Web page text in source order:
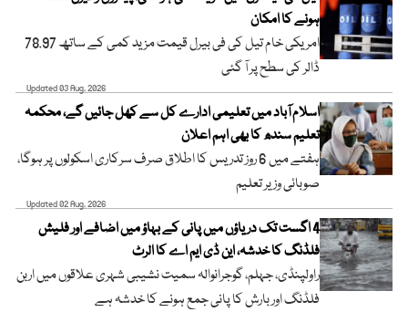
ہونے کا امکان
امریکی خام تیل کی فی بیرل قیمت مزید کمی کے ساتھ 78.97
ڈالر کی سطح پر آ گئی
Updated 03 Aug, 2026
اسلام آباد میں تعلیمی ادارے کل سے کھل جائیں گے، محکمہ
تعلیم سندھ کا بھی اہم اعلان
ہفتے میں 6 روز تدریس کا اطلاق صرف سرکاری اسکولوں پر ہوگا،
صوبائی وزیر تعلیم
Updated 02 Aug, 2026
4 اگست تک دریاؤں میں پانی کے بہاؤ میں اضافے اور فلیش
فلڈنگ کا خدشہ، این ڈی ایم اے کا الرٹ
راولپنڈی، جہلم، گوجرانوالہ سمیت نشیبی شہری علاقوں میں اربن
فلڈنگ اور بارش کا پانی جمع ہونے کا خدشہ ہے